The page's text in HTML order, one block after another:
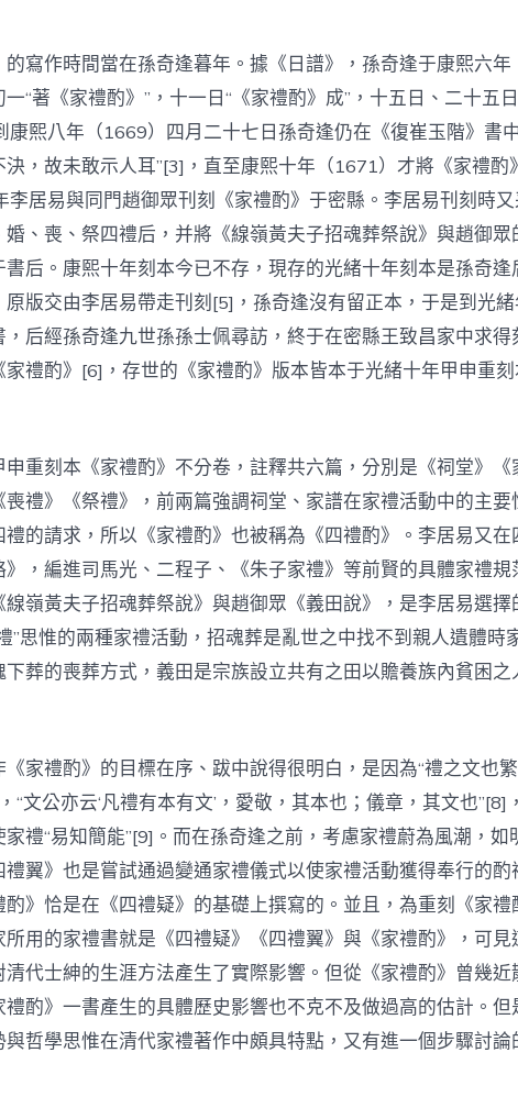
的寫作時間當在孫奇逢暮年。據《日譜》，孫奇逢于康熙六
“著《家禮酌》”，十一日“《家禮酌》成”，十五日、二十五
康熙八年（1669）四月二十七日孫奇逢仍在《復崔玉階》書
決，故未敢示人耳”[3]，直至康熙十年（1671）才將《家禮酌
李居易與同門趙御眾刊刻《家禮酌》于密縣。李居易刊刻時
婚、喪、祭四禮后，并將《線嶺黃夫子招魂葬祭說》與趙御眾
書后。康熙十年刻本今已不存，現存的光緒十年刻本是孫奇逢
原版交由李居易帶走刊刻[5]，孫奇逢沒有留正本，于是到光
，后經孫奇逢九世孫孫士佩尋訪，終于在密縣王致昌家中求
家禮酌》[6]，存世的《家禮酌》版本皆本于光緒十年甲申重刻
申重刻本《家禮酌》不分卷，註釋共六篇，分別是《祠堂》《
喪禮》《祭禮》，前兩篇強調祠堂、家譜在家禮活動中的主
禮的請求，所以《家禮酌》也被稱為《四禮酌》。李居易又
》，編進司馬光、二程子、《朱子家禮》等前賢的具體家禮
線嶺黃夫子招魂葬祭說》與趙御眾《義田說》，是李居易選擇
”思惟的兩種家禮活動，招魂葬是亂世之中找不到親人遺體時
葬的喪葬方式，義田是宗族設立共有之田以贍養族內貧困之
家禮酌》的目標在序、跋中說得很明白，是因為“禮之文也
“文公亦云‘凡禮有本有文’，愛敬，其本也；儀章，其文也”[8]
禮“易知簡能”[9]。而在孫奇逢之前，考慮家禮蔚為風潮，如
禮翼》也是嘗試通過變通家禮儀式以使家禮活動獲得奉行的酌
酌》恰是在《四禮疑》的基礎上撰寫的。並且，為重刻《家
所用的家禮書就是《四禮疑》《四禮翼》與《家禮酌》，可見
清代士紳的生涯方法產生了實際影響。但從《家禮酌》曾幾近
酌》一書產生的具體歷史影響也不克不及做過高的估計。但
與哲學思惟在清代家禮著作中頗具特點，又有進一個步驟討論